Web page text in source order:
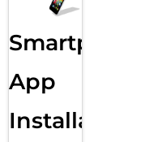
Smartphone
App
Installation